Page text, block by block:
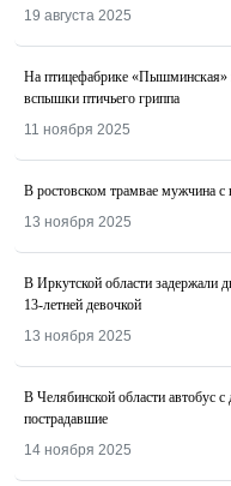
19 августа 2025
На птицефабрике «Пышминская»
вспышки птичьего гриппа
11 ноября 2025
В ростовском трамвае мужчина с
13 ноября 2025
В Иркутской области задержали
13-летней девочкой
13 ноября 2025
В Челябинской области автобус с
пострадавшие
14 ноября 2025